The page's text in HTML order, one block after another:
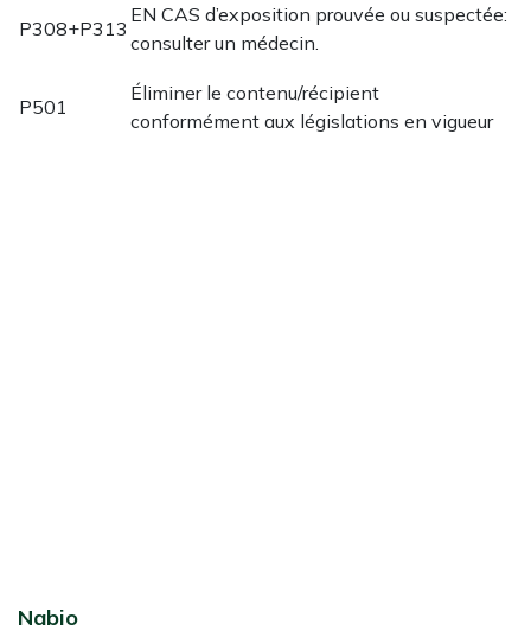
P308+P313
EN CAS d’exposition prouvée ou suspectée:
consulter un médecin.
P501
Éliminer le contenu/récipient
conformément aux législations en vigueur
Nabio